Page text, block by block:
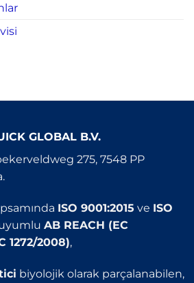
GLOBAL B.V.
275, 7548 PP
ISO 9001:2015 ve ISO
AB REACH (EC
1272/2008),
biyolojik olarak parçalanabilen,